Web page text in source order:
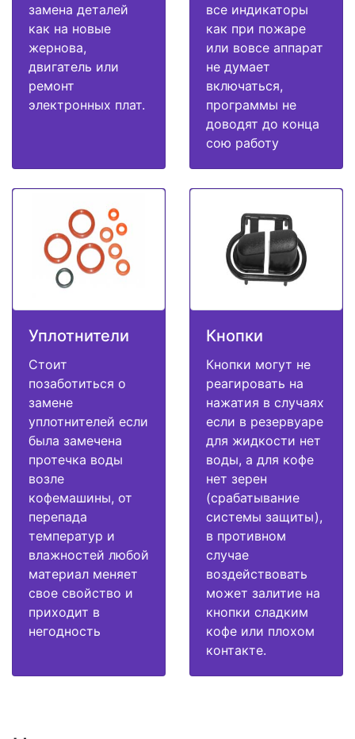
замена деталей
как на новые
жернова,
двигатель или
ремонт
электронных плат.
все индикаторы
как при пожаре
или вовсе аппарат
не думает
включаться,
программы не
доводят до конца
сою работу
Уплотнители
Стоит
позаботиться о
замене
уплотнителей если
была замечена
протечка воды
возле
кофемашины, от
перепада
температур и
влажностей любой
материал меняет
свое свойство и
приходит в
негодность
Кнопки
Кнопки могут не
реагировать на
нажатия в случаях
если в резервуаре
для жидкости нет
воды, а для кофе
нет зерен
(срабатывание
системы защиты),
в противном
случае
воздействовать
может залитие на
кнопки сладким
кофе или плохом
контакте.